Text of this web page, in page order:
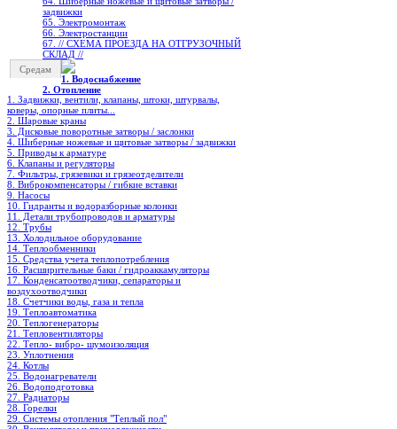
задвижки
65. Электромонтаж
66. Электростанции
67. // СХЕМА ПРОЕЗДА НА ОТГРУЗОЧНЫЙ
СКЛАД //
Средам
1. Водоснабжение
2. Отопление
1. Задвижки, вентили, клапаны, штоки, штурвалы,
коверы, опорные плиты...
2. Шаровые краны
3. Дисковые поворотные затворы / заслонки
4. Шиберные ножевые и щитовые затворы / задвижки
5. Приводы к арматуре
6. Клапаны и регуляторы
7. Фильтры, грязевики и грязеотделители
8. Виброкомпенсаторы / гибкие вставки
9. Насосы
10. Гидранты и водоразборные колонки
11. Детали трубопроводов и арматуры
12. Трубы
13. Холодильное oборудование
14. Теплообменники
15. Средства учета теплопотребления
16. Расширительные баки / гидроаккамуляторы
17. Конденсатоотводчики, сепараторы и
воздухоотводчики
18. Счетчики воды, газа и тепла
19. Теплоавтоматика
20. Теплогенераторы
21. Тепловентиляторы
22. Тепло- вибро- шумоизоляция
23. Уплотнения
24. Котлы
25. Водонагреватели
26. Водоподготовка
27. Радиаторы
28. Горелки
29. Системы отопления "Теплый пол"